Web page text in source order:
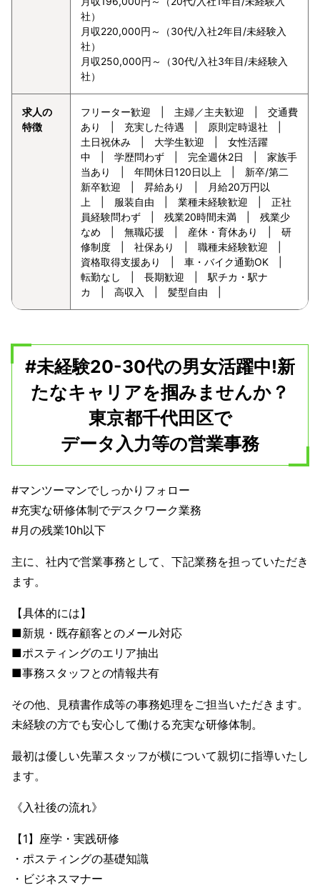
社）
月収220,000円～（30代/入社2年目/未経験入
社）
月収250,000円～（30代/入社3年目/未経験入
社）
求人の
特徴
フリーター歓迎 | 主婦／主夫歓迎 | 交通費
あり | 充実した待遇 | 原則定時退社 |
土日祝休み | 大学生歓迎 | 女性活躍
中 | 学歴問わず | 完全週休2日 | 家族手
当あり | 年間休日120日以上 | 新卒/第二
新卒歓迎 | 昇給あり | 月給20万円以
上 | 服装自由 | 業種未経験歓迎 | 正社
員経験問わず | 残業20時間未満 | 残業少
なめ | 無職応援 | 産休・育休あり | 研
修制度 | 社保あり | 職種未経験歓迎 |
資格取得支援あり | 車・バイク通勤OK |
転勤なし | 長期歓迎 | 駅チカ・駅ナ
カ | 高収入 | 髪型自由 |
#未経験20-30代の男女活躍中!新
たなキャリアを掴みませんか？
東京都千代田区で
データ入力等の営業事務
#マンツーマンでしっかりフォロー
#充実な研修体制でデスクワーク業務
#月の残業10h以下
主に、社内で営業事務として、下記業務を担っていただき
ます。
【具体的には】
■新規・既存顧客とのメール対応
■ポスティングのエリア抽出
■事務スタッフとの情報共有
その他、見積書作成等の事務処理をご担当いただきます。
未経験の方でも安心して働ける充実な研修体制。
最初は優しい先輩スタッフが横について親切に指導いたし
ます。
《入社後の流れ》
【1】座学・実践研修
・ポスティングの基礎知識
・ビジネスマナー